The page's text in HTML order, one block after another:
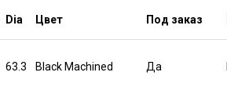
Dia Цвет Под заказ
63.3 Black Machined Да